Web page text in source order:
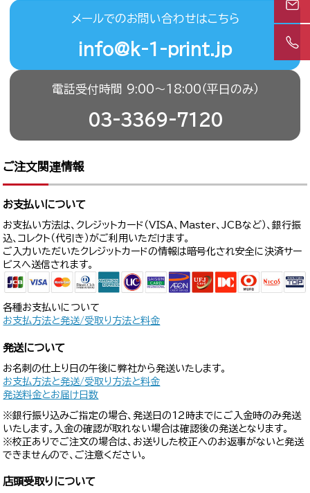
メールでのお問い合わせはこちら
info@k-1-print.jp
電話受付時間 9:00〜18:00（平日のみ）
03-3369-7120
ご注文関連情報
お支払いについて
お支払い方法は、クレジットカード（VISA、Master、JCBなど）、銀行振
込、コレクト（代引き）がご利用いただけます。
ご入力いただいたクレジットカードの情報は暗号化され安全に決済サー
ビスへ送信されます。
各種お支払いについて
お支払方法と発送/受取り方法と料金
発送について
お名刺の仕上り日の午後に弊社から発送いたします。
お支払方法と発送/受取り方法と料金
発送料金とお届け日数
※銀行振り込みご指定の場合、発送日の12時までにご入金時のみ発送
いたします。入金の確認が取れない場合は確認後の発送となります。
※校正ありでご注文の場合は、お送りした校正へのお返事がないと発送
できませんので、ご注意ください。
店頭受取りについて